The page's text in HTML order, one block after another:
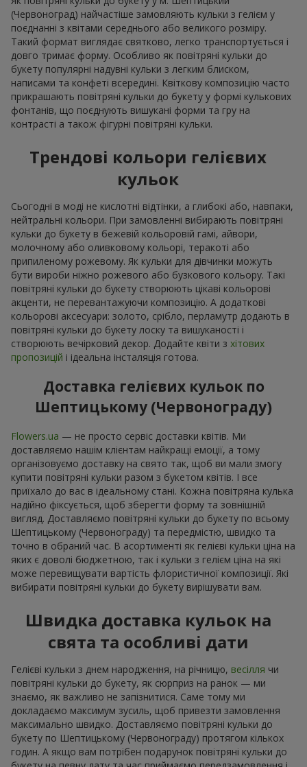
(Червоноград) найчастіше замовляють кульки з гелієм у
поєднанні з квітами середнього або великого розміру.
Такий формат виглядає святково, легко транспортується і
довго тримає форму. Особливо як повітряні кульки до
букету популярні надувні кульки з легким блиском,
написами та конфеті всередині. Квіткову композицію часто
прикрашають повітряні кульки до букету у формі кулькових
фонтанів, що поєднують вишукані форми та гру на
контрасті а також фігурні повітряні кульки.
Трендові кольори гелієвих
кульок
Сьогодні в моді не кислотні відтінки, а глибокі або, навпаки,
нейтральні кольори. При замовленні вибирають повітряні
кульки до букету в бежевій кольоровій гамі, айвори,
молочному або оливковому кольорі, теракоті або
припиленому рожевому. Як кульки для дівчинки можуть
бути вироби ніжно рожевого або бузкового кольору. Такі
повітряні кульки до букету створюють цікаві кольорові
акценти, не перевантажуючи композицію. А додаткові
кольорові аксесуари: золото, срібло, перламутр додають в
повітряні кульки до букету лоску та вишуканості і
створюють вечірковий декор. Додайте квіти з хітових
пропозицій і ідеальна інсталяція готова.
Доставка гелієвих кульок по
Шептицькому (Червонограду)
Flowers.ua — не просто сервіс доставки квітів. Ми
доставляємо нашім клієнтам найкращі емоції, а тому
організовуємо доставку на свято так, щоб ви мали змогу
купити повітряні кульки разом з букетом квітів. І все
приїхало до вас в ідеальному стані. Кожна повітряна кулька
надійно фіксується, щоб зберегти форму та зовнішній
вигляд. Доставляємо повітряні кульки до букету по всьому
Шептицькому (Червонограду) та передмістю, швидко та
точно в обраний час. В асортименті як гелієві кульки ціна на
яких є доволі бюджетною, так і кульки з гелієм ціна на які
може перевищувати вартість флористичної композиції. Які
вибирати повітряні кульки до букету вирішувати вам.
Швидка доставка кульок на
свята та особливі дати
Гелієві кульки з днем народження, на річницю, весілля чи
повітряні кульки до букету, як сюрприз на ранок — ми
знаємо, як важливо не запізнитися. Саме тому ми
докладаємо максимум зусиль, щоб привезти замовлення
максимально швидко. Доставляємо повітряні кульки до
букету по Шептицькому (Червонограду) протягом кількох
годин. А якщо вам потрібен подарунок повітряні кульки до